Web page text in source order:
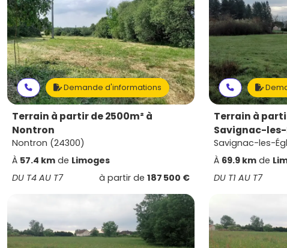
Demande d'informations
Terrain à partir de 2500m² à
Nontron
Nontron (24300)
À 57.4 km de Limoges
DU T4 AU T7
à partir de 187 500 €
Terrain à
Savignac-
Savignac-les-
À 69.9 km de
DU T1 AU T7